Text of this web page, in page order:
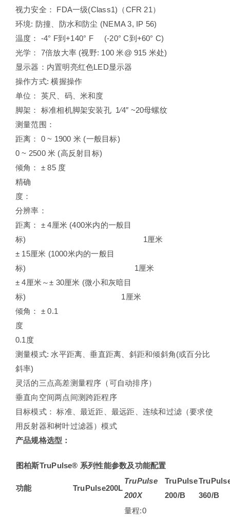
视力安全： FDA一级(Class1)（CFR 21）
环境: 防撞、防水和防尘 (NEMA 3, IP 56)
温度： -4° F到+140° F (-20° C到+60° C)
光学： 7倍放大率 (视野: 100 米@ 915 米处)
显示器：内置明亮红色LED显示器
操作方式: 横握操作
单位： 英尺、码、米和度
脚架： 标准相机脚架安装孔 1⁄4″ ~20母螺纹
测量范围：
距离： 0 ~ 1900 米 (一般目标)
0 ~ 2500 米 (高反射目标)
倾角： ± 85 度
精确
度：
分辨率：
距离： ± 4厘米 (400米内的一般目
标) 1厘米
± 15厘米 (1000米内的一般目
标) 1厘米
± 4厘米～± 30厘米 (微小和灰暗目
标) 1厘米
倾角： ± 0.1
度
0.1度
测量模式: 水平距离、垂直距离、斜距和倾斜角(或百分比
斜率)
灵活的三点高差测量程序（可自动排序）
垂直向空间两点间测跨距程序
目标模式： 标准、最近距、最远距、连续和过滤（要求使
用反射器和树叶过滤器）模式
产品规格选型：
图柏斯TruPulse® 系列性能参数及功能配置
功能 TruPulse200L
TruPulse
200X
TruPulse
200/B
360/B
量程:0